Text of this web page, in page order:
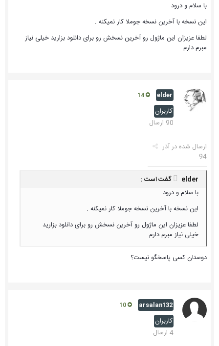
با سلام و درود
این نسخه با آخرین نسخه جوملا کار نمیکنه .
لطفا عزیزان این ماژول رو آخرین نسخش رو برای دانلود بزارید خیلی نیاز
مبرم دارم
elder
کاربران
90 ارسال
ارسال شده درآذر
94
elder گفت است :
با سلام و درود
این نسخه با آخرین نسخه جوملا کار نمیکنه .
لطفا عزیزان این ماژول رو آخرین نسخش رو برای دانلود بزارید
خیلی نیاز مبرم دارم
دوستان کسی پاسخگو نیست؟
arsalan132
کاربران
4 ارسال